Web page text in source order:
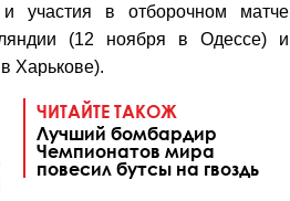
участия в отборочном матче
(12 ноября в Одессе) и
Харькове).
ЧИТАЙТЕ ТАКОЖ
Лучший бомбардир
Чемпионатов мира
повесил бутсы на гвоздь